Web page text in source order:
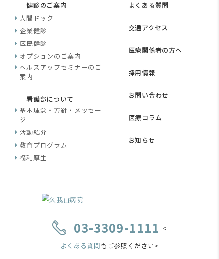
健診のご案内
人間ドック
企業健診
区民健診
オプションのご案内
ヘルスアップセミナーのご
案内
看護部について
基本理念・方針・メッセー
ジ
活動紹介
教育プログラム
福利厚生
よくある質問
交通アクセス
医療関係者の方へ
採用情報
お問い合わせ
医療コラム
お知らせ
03-3309-1111 <
よくある質問もご参照ください>